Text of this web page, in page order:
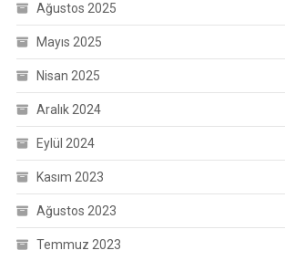
Ağustos 2025
Mayıs 2025
Nisan 2025
Aralık 2024
Eylül 2024
Kasım 2023
Ağustos 2023
Temmuz 2023